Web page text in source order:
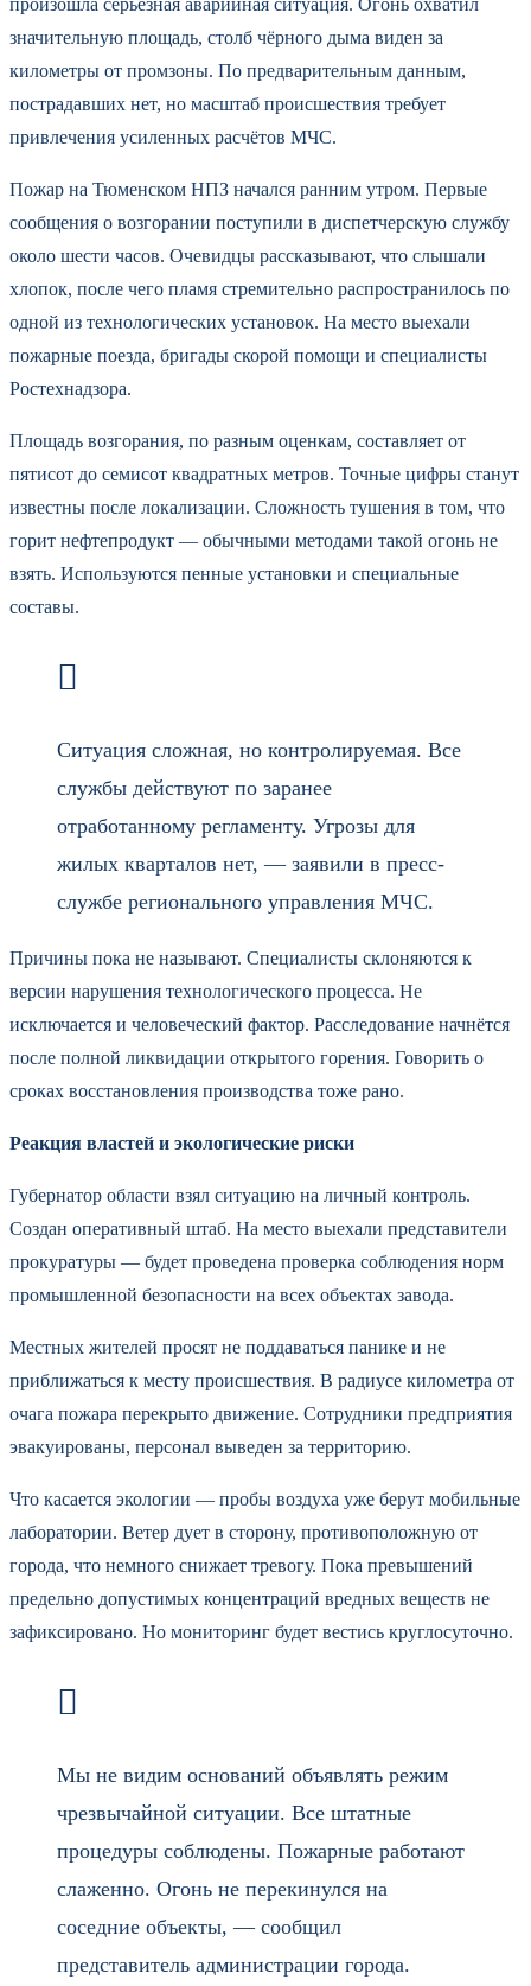
значительную площадь, столб чёрного дыма виден за
километры от промзоны. По предварительным данным,
пострадавших нет, но масштаб происшествия требует
привлечения усиленных расчётов МЧС.
Пожар на Тюменском НПЗ начался ранним утром. Первые
сообщения о возгорании поступили в диспетчерскую службу
около шести часов. Очевидцы рассказывают, что слышали
хлопок, после чего пламя стремительно распространилось по
одной из технологических установок. На место выехали
пожарные поезда, бригады скорой помощи и специалисты
Ростехнадзора.
Площадь возгорания, по разным оценкам, составляет от
пятисот до семисот квадратных метров. Точные цифры станут
известны после локализации. Сложность тушения в том, что
горит нефтепродукт — обычными методами такой огонь не
взять. Используются пенные установки и специальные
составы.
Ситуация сложная, но контролируемая. Все
службы действуют по заранее
отработанному регламенту. Угрозы для
жилых кварталов нет, — заявили в пресс-
службе регионального управления МЧС.
Причины пока не называют. Специалисты склоняются к
версии нарушения технологического процесса. Не
исключается и человеческий фактор. Расследование начнётся
после полной ликвидации открытого горения. Говорить о
сроках восстановления производства тоже рано.
Реакция властей и экологические риски
Губернатор области взял ситуацию на личный контроль.
Создан оперативный штаб. На место выехали представители
прокуратуры — будет проведена проверка соблюдения норм
промышленной безопасности на всех объектах завода.
Местных жителей просят не поддаваться панике и не
приближаться к месту происшествия. В радиусе километра от
очага пожара перекрыто движение. Сотрудники предприятия
эвакуированы, персонал выведен за территорию.
Что касается экологии — пробы воздуха уже берут мобильные
лаборатории. Ветер дует в сторону, противоположную от
города, что немного снижает тревогу. Пока превышений
предельно допустимых концентраций вредных веществ не
зафиксировано. Но мониторинг будет вестись круглосуточно.
Мы не видим оснований объявлять режим
чрезвычайной ситуации. Все штатные
процедуры соблюдены. Пожарные работают
слаженно. Огонь не перекинулся на
соседние объекты, — сообщил
представитель администрации города.